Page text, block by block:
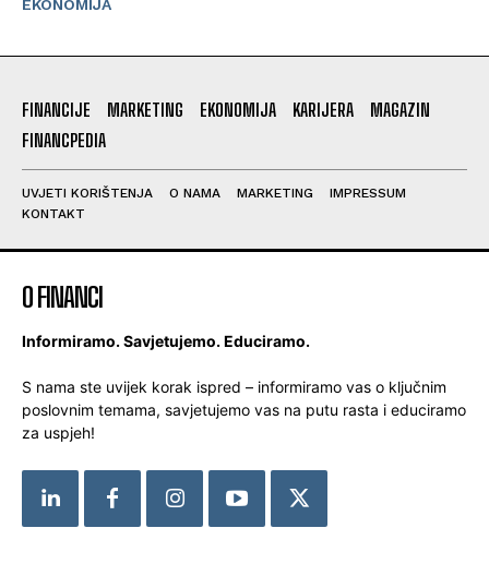
EKONOMIJA
FINANCIJE MARKETING EKONOMIJA KARIJERA
MAGAZIN
FINANCPEDIA
UVJETI KORIŠTENJA O NAMA MARKETING
IMPRESSUM
KONTAKT
O FINANCI
Informiramo. Savjetujemo. Educiramo.
S nama ste uvijek korak ispred – informiramo vas o ključnim
poslovnim temama, savjetujemo vas na putu rasta i educiramo
za uspjeh!